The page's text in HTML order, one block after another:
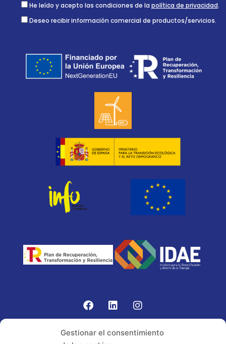
Gestionar el consentimiento
He leído y acepto las condiciones de la política de privacidad.
Deseo recibir información comercial de productos/servicios.